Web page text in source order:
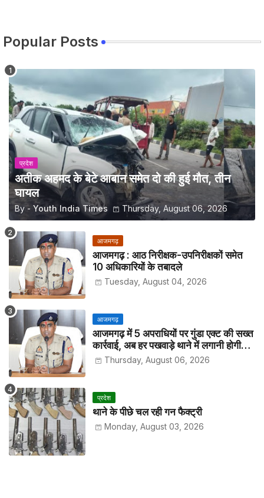
Popular Posts
प्रदेश
अतीक अहमद के बेटे आबान समेत दो की हुई मौत, तीन
घायल
By - Youth India Times Thursday, August 06, 2026
आजमगढ़
आजमगढ़ : आठ निरीक्षक-उपनिरीक्षकों समेत
10 अधिकारियों के तबादले
Tuesday, August 04, 2026
आजमगढ़
आजमगढ़ में 5 अपराधियों पर गुंडा एक्ट की सख्त
कार्रवाई, अब हर पखवाड़े थाने में लगानी होगी
हाजिरीThursday, August 06, 2026
प्रदेश
थाने के पीछे चल रही गन फैक्ट्री
Monday, August 03, 2026